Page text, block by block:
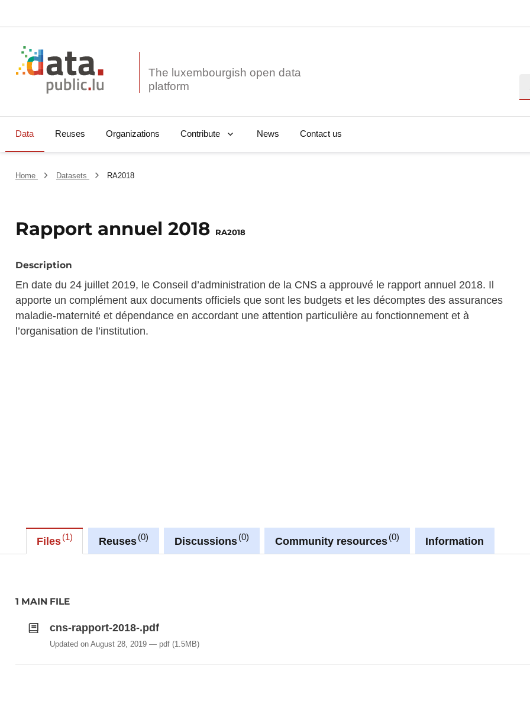
The luxembourgish open data
Data Reuses Organizations Contribute News Contact us
Home Datasets RA2018
Rapport annuel 2018 RA2018
Description
En date du 24 juillet 2019, le Conseil d’administration de la CNS a approuvé le rapport annuel 2018. Il
apporte un complément aux documents officiels que sont les budgets et les décomptes des assurances
maladie-maternité et dépendance en accordant une attention particulière au fonctionnement et à
l’organisation de l’institution.
Files 1 Reuses 0 Discussions 0 Community resources 0 Information
1 MAIN FILE
cns-rapport-2018-.pdf
Updated on August 28, 2019 pdf(1.5MB)